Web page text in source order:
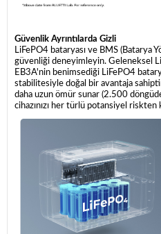
Güvenlik Ayrıntılarda Gizli
LiFePO4 bataryası ve BMS (Batarya
güvenliği deneyimleyin. Geleneksel
EB3A'nin benimsediği LiFePO4
stabilitesiyle doğal bir avantaja
daha uzun ömür sunar (2.500
cihazınızı her türlü potansiyel